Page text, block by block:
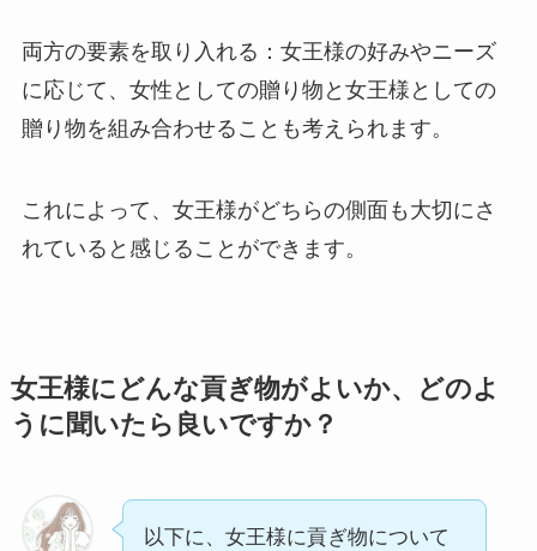
両方の要素を取り入れる：女王様の好みやニーズ
に応じて、女性としての贈り物と女王様としての
贈り物を組み合わせることも考えられます。
これによって、女王様がどちらの側面も大切にさ
れていると感じることができます。
女王様にどんな貢ぎ物がよいか、どのよ
うに聞いたら良いですか？
以下に、女王様に貢ぎ物について